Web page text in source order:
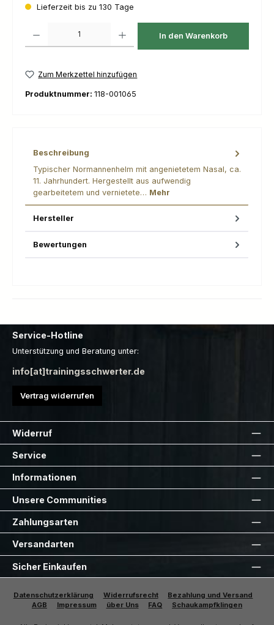
Lieferzeit bis zu 130 Tage
In den Warenkorb
Zum Merkzettel hinzufügen
Produktnummer: 118-001065
Beschreibung
Typischer Normannenhelm mit angenietetem Nasal, ca.
11. Jahrhundert. Hergestellt aus aufwendig
gearbeitetem und vernietete… Mehr
Hersteller
Bewertungen
Service-Hotline
Unterstützung und Beratung unter:
info[at]trainingsschwerter.de
Vertrag widerrufen
Widerruf
Service
Informationen
Unsere Communities
Zahlungsarten
Versandarten
Sicher Einkaufen
Datenschutzerklärung Widerrufsrecht
Bezahlung und Versand
AGB
Impressum über Uns FAQ Schaukampfklingen